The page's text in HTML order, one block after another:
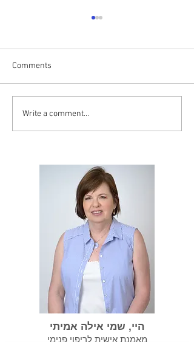
במידה ועברנו התעללות
נרקיסיסטית אנחנו צריכים
Comments
Write a comment...
היי, שמי אילה אמיתי
מאמנת אישית לריפוי פנימי